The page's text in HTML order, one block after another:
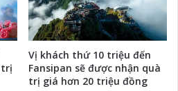
trị
Vị khách thứ 10 triệu đến
Fansipan sẽ được nhận quà
trị giá hơn 20 triệu đồng